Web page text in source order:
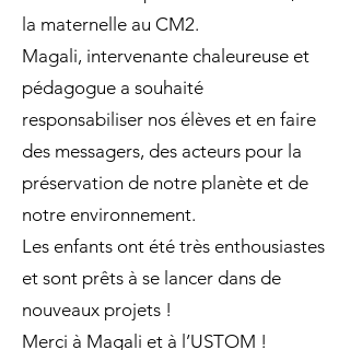
la maternelle au CM2.
Magali, intervenante chaleureuse et
pédagogue a souhaité
responsabiliser nos élèves et en faire
des messagers, des acteurs pour la
préservation de notre planète et de
notre environnement.
Les enfants ont été très enthousiastes
et sont prêts à se lancer dans de
nouveaux projets !
Merci à Magali et à l’USTOM !